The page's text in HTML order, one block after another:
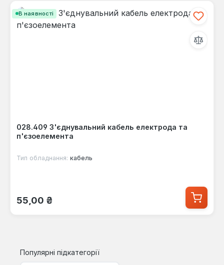
В наявності
028.409 З'єднувальний кабель електрода та
п'єзоелемента
Тип обладнання: кабель
Звичайна ціна:
55,00 ₴
Популярні підкатегорії